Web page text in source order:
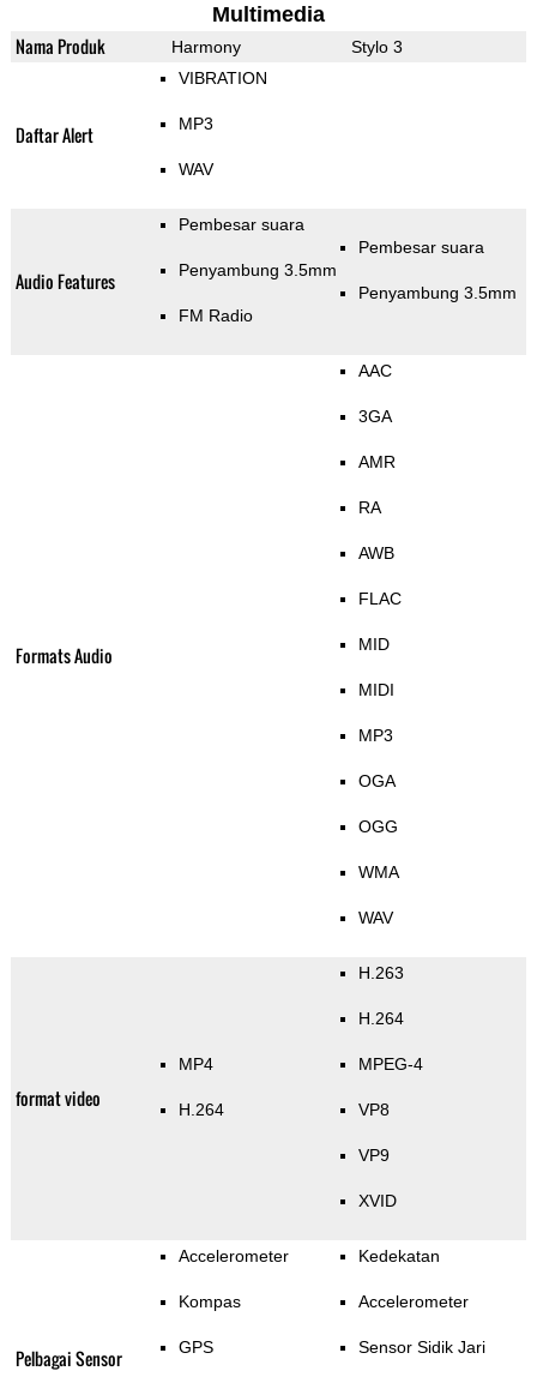
Multimedia
Nama Produk Harmony Stylo 3
Daftar Alert
VIBRATION
MP3
WAV
Audio Features
Pembesar suara
Penyambung 3.5mm
FM Radio
Pembesar suara
Penyambung 3.5mm
Formats Audio
AAC
3GA
AMR
RA
AWB
FLAC
MID
MIDI
MP3
OGA
OGG
WMA
WAV
format video
MP4
H.264
H.263
H.264
MPEG-4
VP8
VP9
XVID
Pelbagai Sensor
Accelerometer
Kompas
GPS
Kedekatan
Accelerometer
Sensor Sidik Jari